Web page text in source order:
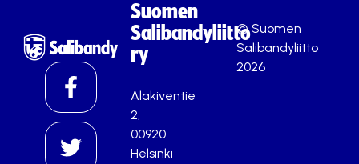
Suomen
Salibandyliitto
ry
Alakiventie
2,
00920
Helsinki
© Suomen
Salibandyliitto
2026